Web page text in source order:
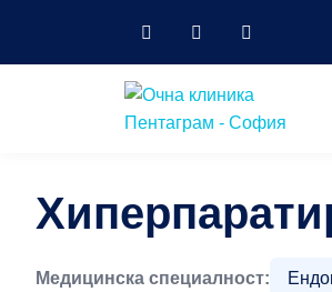
Медицинска специалност: